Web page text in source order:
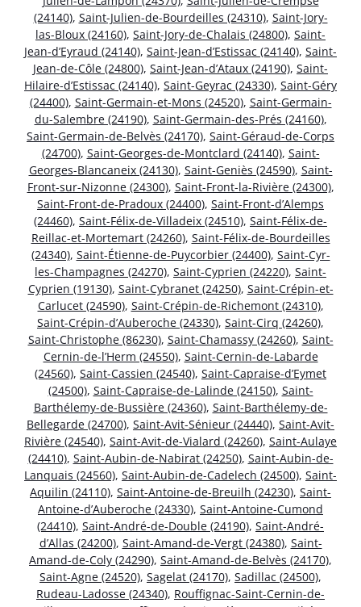
(24140), Saint-Julien-de-Bourdeilles (24310), Saint-Jory-
las-Bloux (24160), Saint-Jory-de-Chalais (24800), Saint-
Jean-d’Eyraud (24140), Saint-Jean-d’Estissac (24140), Saint-
Jean-de-Côle (24800), Saint-Jean-d’Ataux (24190), Saint-
Hilaire-d’Estissac (24140), Saint-Geyrac (24330), Saint-Géry
(24400), Saint-Germain-et-Mons (24520), Saint-Germain-
du-Salembre (24190), Saint-Germain-des-Prés (24160),
Saint-Germain-de-Belvès (24170), Saint-Géraud-de-Corps
(24700), Saint-Georges-de-Montclard (24140), Saint-
Georges-Blancaneix (24130), Saint-Geniès (24590), Saint-
Front-sur-Nizonne (24300), Saint-Front-la-Rivière (24300),
Saint-Front-de-Pradoux (24400), Saint-Front-d’Alemps
(24460), Saint-Félix-de-Villadeix (24510), Saint-Félix-de-
Reillac-et-Mortemart (24260), Saint-Félix-de-Bourdeilles
(24340), Saint-Étienne-de-Puycorbier (24400), Saint-Cyr-
les-Champagnes (24270), Saint-Cyprien (24220), Saint-
Cyprien (19130), Saint-Cybranet (24250), Saint-Crépin-et-
Carlucet (24590), Saint-Crépin-de-Richemont (24310),
Saint-Crépin-d’Auberoche (24330), Saint-Cirq (24260),
Saint-Christophe (86230), Saint-Chamassy (24260), Saint-
Cernin-de-l’Herm (24550), Saint-Cernin-de-Labarde
(24560), Saint-Cassien (24540), Saint-Capraise-d’Eymet
(24500), Saint-Capraise-de-Lalinde (24150), Saint-
Barthélemy-de-Bussière (24360), Saint-Barthélemy-de-
Bellegarde (24700), Saint-Avit-Sénieur (24440), Saint-Avit-
Rivière (24540), Saint-Avit-de-Vialard (24260), Saint-Aulaye
(24410), Saint-Aubin-de-Nabirat (24250), Saint-Aubin-de-
Lanquais (24560), Saint-Aubin-de-Cadelech (24500), Saint-
Aquilin (24110), Saint-Antoine-de-Breuilh (24230), Saint-
Antoine-d’Auberoche (24330), Saint-Antoine-Cumond
(24410), Saint-André-de-Double (24190), Saint-André-
d’Allas (24200), Saint-Amand-de-Vergt (24380), Saint-
Amand-de-Coly (24290), Saint-Amand-de-Belvès (24170),
Saint-Agne (24520), Sagelat (24170), Sadillac (24500),
Rudeau-Ladosse (24340), Rouffignac-Saint-Cernin-de-